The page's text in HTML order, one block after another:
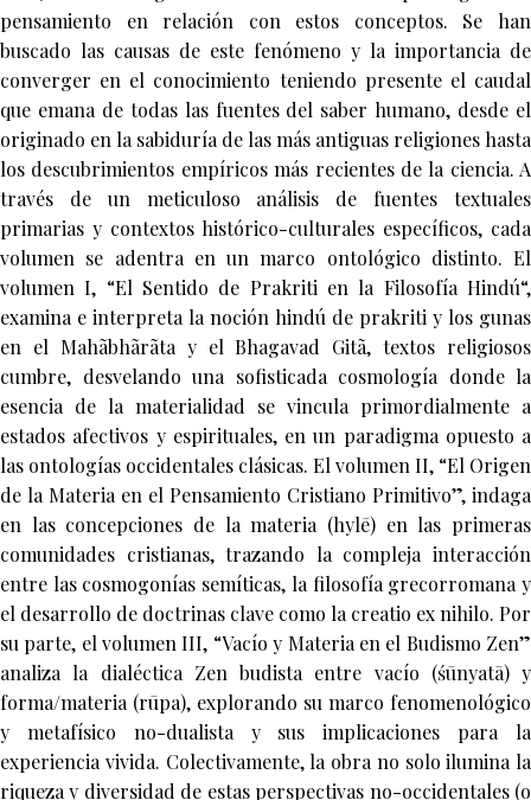
pensamiento en relación con estos conceptos. Se han
buscado las causas de este fenómeno y la importancia de
converger en el conocimiento teniendo presente el caudal
que emana de todas las fuentes del saber humano, desde el
originado en la sabiduría de las más antiguas religiones hasta
los descubrimientos empíricos más recientes de la ciencia. A
través de un meticuloso análisis de fuentes textuales
primarias y contextos histórico-culturales específicos, cada
volumen se adentra en un marco ontológico distinto. El
volumen I, “El Sentido de Prakriti en la Filosofía Hindú“,
examina e interpreta la noción hindú de prakriti y los gunas
en el Mahãbhãrãta y el Bhagavad Gitã, textos religiosos
cumbre, desvelando una sofisticada cosmología donde la
esencia de la materialidad se vincula primordialmente a
estados afectivos y espirituales, en un paradigma opuesto a
las ontologías occidentales clásicas. El volumen II, “El Origen
de la Materia en el Pensamiento Cristiano Primitivo”, indaga
en las concepciones de la materia (hylē) en las primeras
comunidades cristianas, trazando la compleja interacción
entre las cosmogonías semíticas, la filosofía grecorromana y
el desarrollo de doctrinas clave como la creatio ex nihilo. Por
su parte, el volumen III, “Vacío y Materia en el Budismo Zen”
analiza la dialéctica Zen budista entre vacío (śūnyatā) y
forma/materia (rūpa), explorando su marco fenomenológico
y metafísico no-dualista y sus implicaciones para la
experiencia vivida. Colectivamente, la obra no solo ilumina la
riqueza y diversidad de estas perspectivas no-occidentales (o